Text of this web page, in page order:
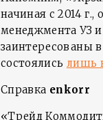
начиная с 2014 г.,
менеджмента УЗ
заинтересованы
состоялись лишь
Справка enkorr
«Трейд